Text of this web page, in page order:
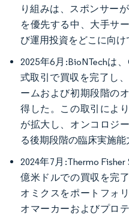
り組みは、スポンサー
を優先する中、大手サ
び運用投資をどこに向け
2025年6月:BioNTechは
式取引で買収を完了し
ームおよび初期段階の
得した。この取引によ
が拡大し、オンコロジ
る後期段階の臨床実施能
2024年7月:Thermo
億米ドルでの買収を完
オミクスをポートフォ
オマーカーおよびプロ